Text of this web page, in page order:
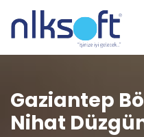
Gaziantep
Nihat